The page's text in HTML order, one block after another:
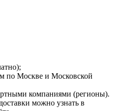
по Москве и Московской
компаниями (регионы).
можно узнать в